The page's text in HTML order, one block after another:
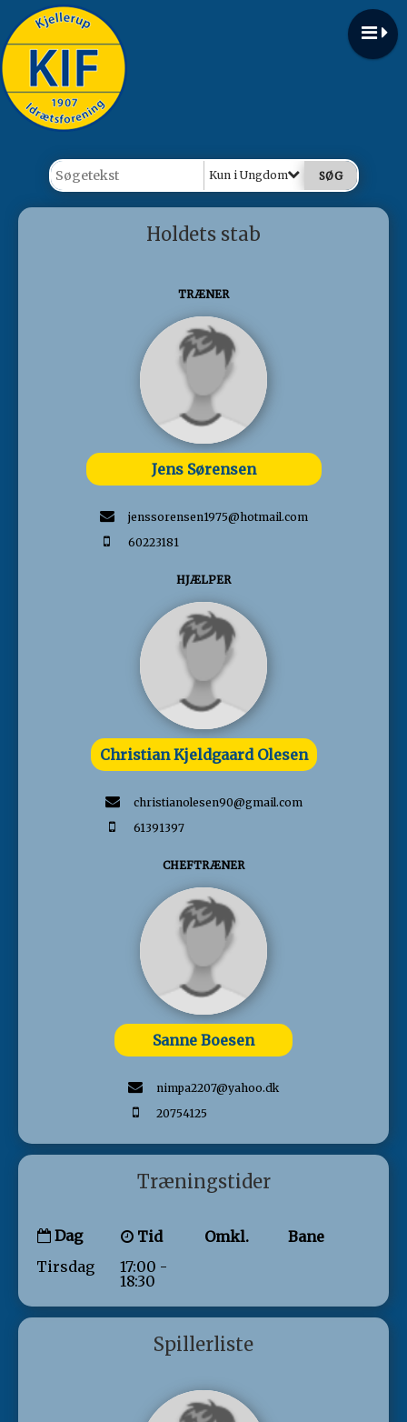
Kun i Ungdom
Holdets stab
TRÆNER
Jens Sørensen
jenssorensen1975@hotmail.com
60223181
HJÆLPER
Christian Kjeldgaard Olesen
christianolesen90@gmail.com
61391397
CHEFTRÆNER
Sanne Boesen
nimpa2207@yahoo.dk
20754125
Træningstider
Dag Tid Omkl.
Bane
Tirsdag
17:00 -
18:30
Spillerliste